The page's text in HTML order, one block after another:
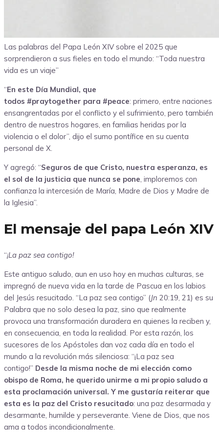
Las palabras del Papa León XIV sobre el 2025 que
sorprendieron a sus fieles en todo el mundo: “Toda nuestra
vida es un viaje”
“En este Día Mundial, que
todos #praytogether para #peace: primero, entre naciones
ensangrentadas por el conflicto y el sufrimiento, pero también
dentro de nuestros hogares, en familias heridas por la
violencia o el dolor”, dijo el sumo pontífice en su cuenta
personal de X.
Y agregó: “Seguros de que Cristo, nuestra esperanza, es
el sol de la justicia que nunca se pone, imploremos con
confianza la intercesión de María, Madre de Dios y Madre de
la Iglesia”.
El mensaje del papa León XIV
“¡La paz sea contigo!
Este antiguo saludo, aun en uso hoy en muchas culturas, se
impregnó de nueva vida en la tarde de Pascua en los labios
del Jesús resucitado. “La paz sea contigo” (Jn 20:19, 21) es su
Palabra que no solo desea la paz, sino que realmente
provoca una transformación duradera en quienes la reciben y,
en consecuencia, en toda la realidad. Por esta razón, los
sucesores de los Apóstoles dan voz cada día en todo el
mundo a la revolución más silenciosa: “¡La paz sea
contigo!” Desde la misma noche de mi elección como
obispo de Roma, he querido unirme a mi propio saludo a
esta proclamación universal. Y me gustaría reiterar que
esta es la paz del Cristo resucitado: una paz desarmada y
desarmante, humilde y perseverante. Viene de Dios, que nos
ama a todos incondicionalmente.